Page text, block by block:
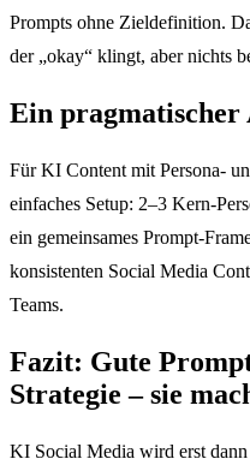
Prompts ohne Zieldefinition.
der „okay“ klingt, aber nichts
Ein pragmatischer
Für KI Content mit Persona-
einfaches Setup: 2–3 Kern-
ein gemeinsames Prompt-
konsistenten Social Media
Teams.
Fazit: Gute
Strategie – sie
KI Social Media wird erst